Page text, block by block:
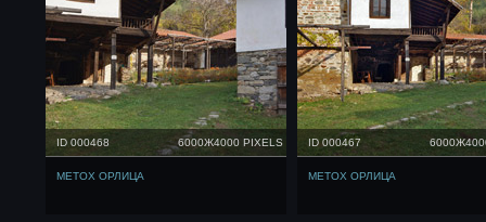
ID 000468 6000Ж4000 PIXELS
МЕТОХ ОРЛИЦА
ID 000467
МЕТОХ ОРЛИЦА